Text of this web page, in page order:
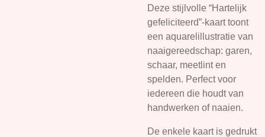
Deze stijlvolle “Hartelijk
gefeliciteerd”-kaart toont
een aquarelillustratie van
naaigereedschap: garen,
schaar, meetlint en
spelden. Perfect voor
iedereen die houdt van
handwerken of naaien.
De enkele kaart is gedrukt